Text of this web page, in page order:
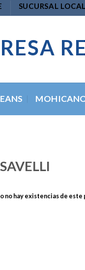
SUCURSAL
no hay existencias de